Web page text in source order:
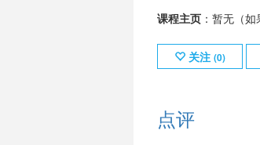
课程主页：暂无（如
关注 (0)
点评